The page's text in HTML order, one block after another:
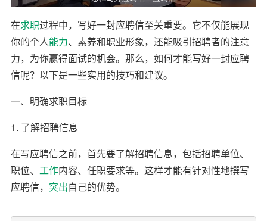
在求职过程中，写好一封应聘信至关重要。它不仅能展现
你的个人能力、素养和职业形象，还能吸引招聘者的注意
力，为你赢得面试的机会。那么，如何才能写好一封应聘
信呢？以下是一些实用的技巧和建议。
一、明确求职目标
1. 了解招聘信息
在写应聘信之前，首先要了解招聘信息，包括招聘单位、
职位、 工作内容、任职要求等。这样才能有针对性地撰写
应聘信， 突出自己的优势。
2. 确定求职目标